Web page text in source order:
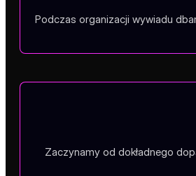
Podczas organizacji wywiadu
Zaczynamy od dokładnego